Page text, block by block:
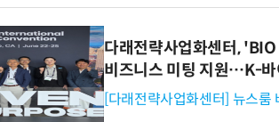
다래전략사업화센터,
비즈니스 미팅 지원…K-바
[다래전략사업화센터] 뉴스룸